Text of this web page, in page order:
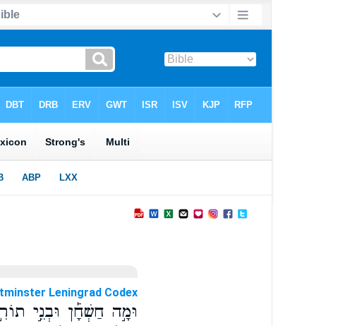
Leningrad Codex
וּמָ֣ה חַשְׁחָ֡ן וּבְנֵ֣י